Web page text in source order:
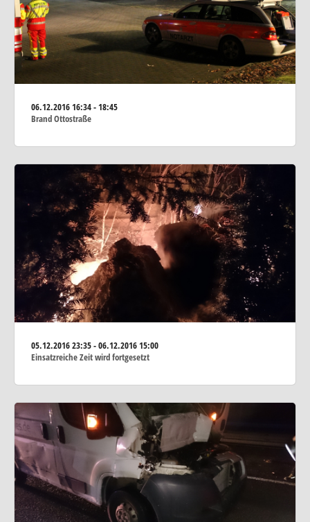
06.12.201616:34 - 18:45
Brand Ottostraße
05.12.201623:35 - 06.12.2016 15:00
Einsatzreiche Zeit wird fortgesetzt